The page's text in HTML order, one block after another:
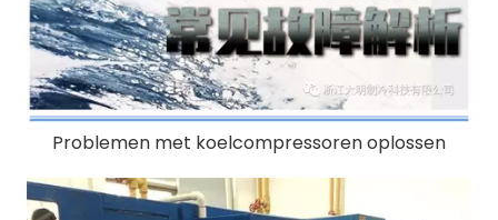
Problemen met koelcompressoren oplossen